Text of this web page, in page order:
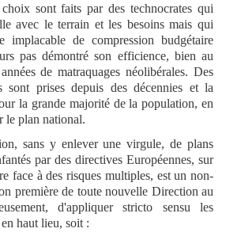
sont faits par des technocrates qui
avec le terrain et les besoins mais qui
implacable de compression budgétaire
pas démontré son efficience, bien au
de matraquages néolibérales. Des
sont prises depuis des décennies et la
la grande majorité de la population, en
le plan national.
y enlever une virgule, de plans
par des directives Européennes, sur
face à des risques multiples, est un non-
première de toute nouvelle Direction au
d'appliquer stricto sensu les
haut lieu, soit :